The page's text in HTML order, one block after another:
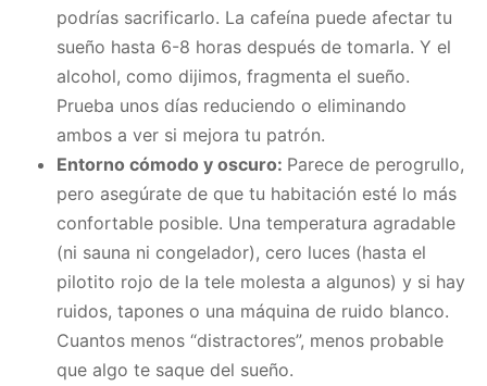
podrías sacrificarlo. La cafeína puede afectar tu
sueño hasta 6-8 horas después de tomarla. Y el
alcohol, como dijimos, fragmenta el sueño.
Prueba unos días reduciendo o eliminando
ambos a ver si mejora tu patrón.
Entorno cómodo y oscuro: Parece de perogrullo,
pero asegúrate de que tu habitación esté lo más
confortable posible. Una temperatura agradable
(ni sauna ni congelador), cero luces (hasta el
pilotito rojo de la tele molesta a algunos) y si hay
ruidos, tapones o una máquina de ruido blanco.
Cuantos menos “distractores”, menos probable
que algo te saque del sueño.